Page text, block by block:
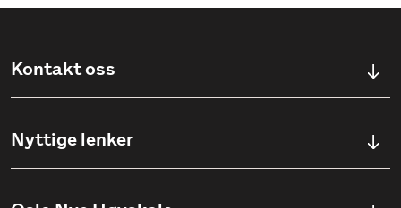
Kontakt oss
Ullevålsveien 76, 0454 OSLO
Nyttige lenker